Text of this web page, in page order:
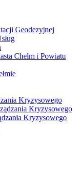
Geodezyjnej
Chełm i Powiatu
Kryzysowego
Kryzysowego
Kryzysowego